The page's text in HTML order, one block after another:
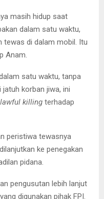
masih hidup saat
dalam satu waktu,
tewas di dalam mobil. Itu
Anam.
satu waktu, tanpa
korban jiwa, ini
killing terhadap
peristiwa tewasnya
ke penegakan
pidana.
pengusutan lebih lanjut
digunakan pihak FPI.